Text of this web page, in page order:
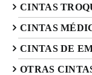
CINTAS
CINTAS
CINTAS DE
OTRAS